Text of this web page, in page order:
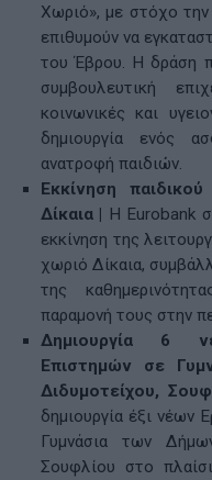
Χωριό», με στόχο την
επιθυμούν να
του Έβρου. Η δράση
συμβουλευτική
κοινωνικές και
δημιουργία ενός
ανατροφή παιδιών.
Εκκίνηση
Δίκαια | Η Eurobank
εκκίνηση της
χωριό Δίκαια,
της
παραμονή τους στην
Δημιουργία 6
Επιστημών
σε
Διδυμοτείχου,
δημιουργία έξι νέων
Γυμνάσια των
Σουφλίου στο